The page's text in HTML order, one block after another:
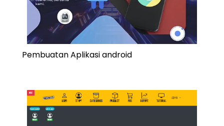
Pembuatan Aplikasi android